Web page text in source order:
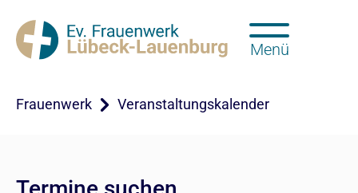
Menü
Frauenwerk Veranstaltungskalender